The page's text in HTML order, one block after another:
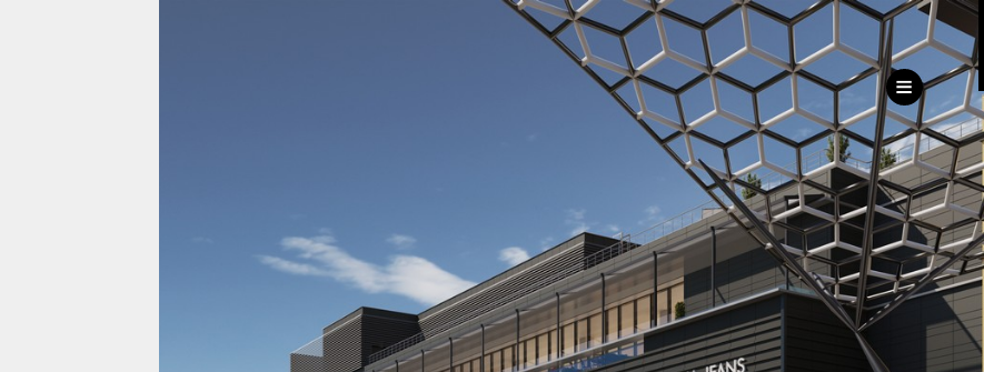
ru eng
Проекты